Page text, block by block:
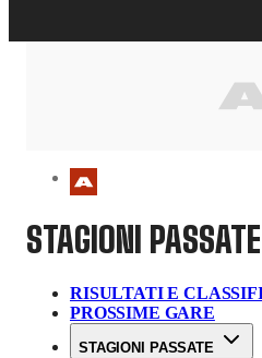
STAGIONI PASSATE
RISULTATI E
PROSSIME GARE
STAGIONI PASSATE